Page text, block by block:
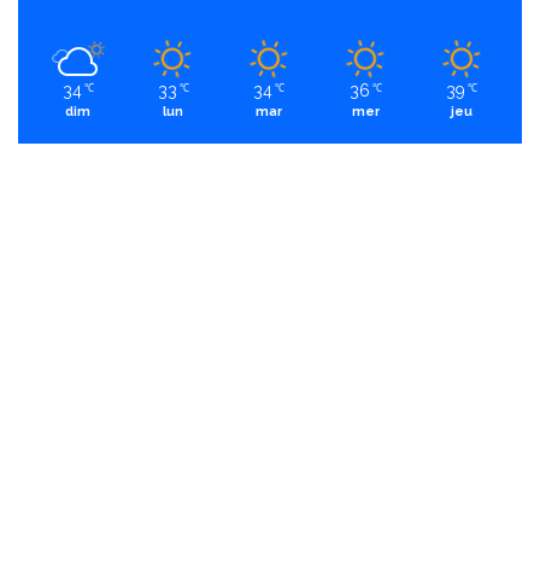
34 ℃
dim
33 ℃
lun
34 ℃
mar
36 ℃
mer
39 ℃
jeu